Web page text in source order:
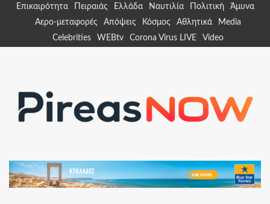
Επικαιρότητα Πειραιάς Ελλάδα Ναυτιλία Πολιτική
Άμυνα
Αερο-μεταφορές
Απόψεις Κόσμος Αθλητικά
Media
Celebrities
WEBtv Corona Virus LIVE Video